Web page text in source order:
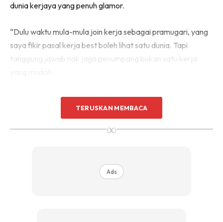
dunia kerjaya yang penuh glamor.
“Dulu waktu mula-mula join kerja sebagai pramugari, yang
saya fikir pasal kerja best boleh lihat satu dunia. Tapi
tanggung jawab nak jaga penumpang bukan satu kerja
TERUSKAN MEMBACA
∞
Ads